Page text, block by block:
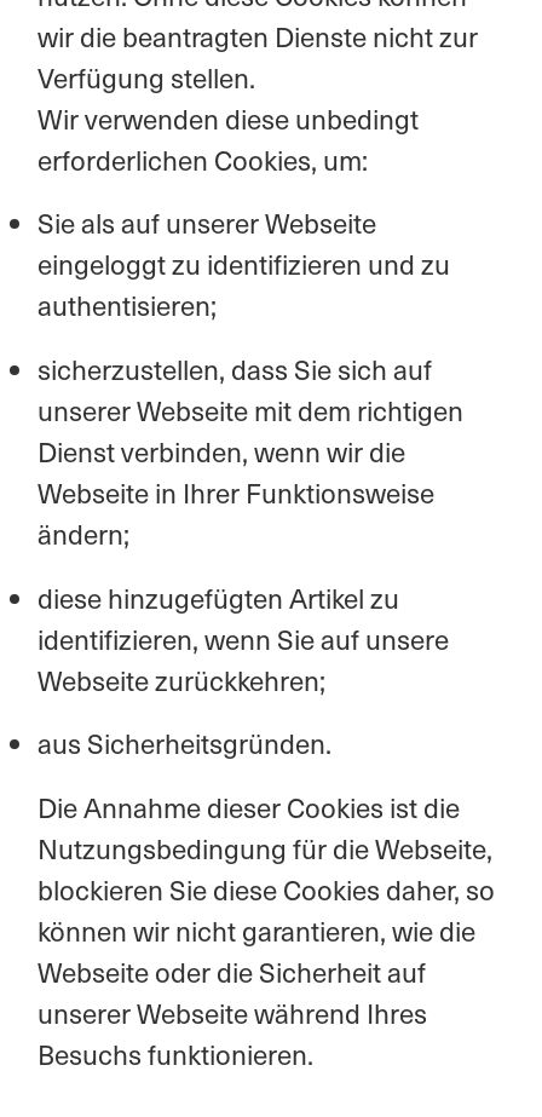
wir die beantragten Dienste nicht zur
Verfügung stellen.
Wir verwenden diese unbedingt
erforderlichen Cookies, um:
Sie als auf unserer Webseite
eingeloggt zu identifizieren und zu
authentisieren;
sicherzustellen, dass Sie sich auf
unserer Webseite mit dem richtigen
Dienst verbinden, wenn wir die
Webseite in Ihrer Funktionsweise
ändern;
diese hinzugefügten Artikel zu
identifizieren, wenn Sie auf unsere
Webseite zurückkehren;
aus Sicherheitsgründen.
Die Annahme dieser Cookies ist die
Nutzungsbedingung für die Webseite,
blockieren Sie diese Cookies daher, so
können wir nicht garantieren, wie die
Webseite oder die Sicherheit auf
unserer Webseite während Ihres
Besuchs funktionieren.